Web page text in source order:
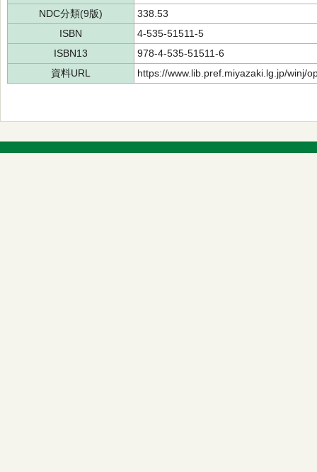
NDC分類(9版)
338.53
ISBN
4-535-51511-5
ISBN13
978-4-535-51511-6
資料URL
https://www.lib.pref.miyazaki.lg.jp/winj/